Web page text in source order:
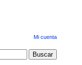
Mi cuenta